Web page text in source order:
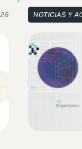
NOTICIAS Y